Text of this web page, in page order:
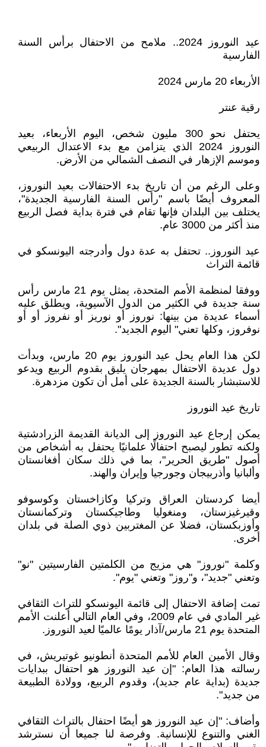
عيد النوروز 2024.. ملامح من الاحتفال برأس السنة
الفارسية
الأربعاء 20 مارس 2024
رقية عنتر
يحتفل نحو 300 مليون شخص، اليوم الأربعاء، بعيد
النوروز 2024 الذي يتزامن مع بدء الاعتدال الربيعي
وموسم الإزهار في النصف الشمالي من الأرض.
وعلى الرغم من أن تاريخ بدء الاحتفالات بعيد النوروز،
المعروف أيضًا باسم "رأس السنة الفارسية الجديدة"،
يختلف بين البلدان فإنها تقام في فترة بداية فصل الربيع
منذ أكثر من 3000 عام.
عيد النوروز.. تحتفل به عدة دول وأدرجته اليونسكو في
قائمة التراث
ووفقا لمنظمة الأمم المتحدة، يمثل يوم 21 مارس رأس
سنة جديدة في الكثير من الدول الآسيوية، ويطلق عليه
أسماء عديدة من بينها: نوروز أو نوريز أو نفروز أو أو
نوفروز، وكلها تعني" اليوم الجديد".
لكن هذا العام يحل عيد النوروز يوم 20 مارس، وبدأت
دول عديدة الاحتفال بمهرجان يليق بقدوم الربيع ويدعو
للاستبشار بالسنة الجديدة على أمل أن تكون مزدهرة.
تاريخ عيد النوروز
يمكن إرجاع عيد النوروز إلى الديانة القديمة الزرادشتية
ولكنه تطور ليصبح احتفالًا علمانيًا يحتفل به أشخاص من
أصول "طريق الحرير"، بما في ذلك سكان أفغانستان
وألبانيا وأذربيجان وجورجيا وإيران والهند.
أيضا كردستان العراق وتركيا وكازاخستان وكوسوفو
وقيرغيزستان، ومنغوليا وطاجيكستان وتركمانستان
وأوزبكستان، فضلا عن المغتربين ذوي الصلة في بلدان
أخرى.
وكلمة "نوروز" هي مزيج من الكلمتين الفارسيتين "نو"
وتعني "جديد"، و"روز" وتعني "يوم".
تمت إضافة الاحتفال إلى قائمة اليونسكو للتراث الثقافي
غير المادي في عام 2009، وفي العام التالي أعلنت الأمم
المتحدة يوم 21 مارس/آذار يومًا عالميًا لعيد النوروز.
وقال الأمين العام للأمم المتحدة أنطونيو غوتيريش، في
رسالته هذا العام: "إن عيد النوروز هو احتفال ببدايات
جديدة (بداية عام جديد)، وقدوم الربيع، وولادة الطبيعة
من جديد".
وأضاف: "إن عيد النوروز هو أيضًا احتفال بالتراث الثقافي
الغني والتنوع للإنسانية. وفرصة لنا جميعا أن نسترشد